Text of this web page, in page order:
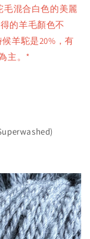
毛混合白色的美麗
的羊毛顏色不
羊駝是20%，有
主。*